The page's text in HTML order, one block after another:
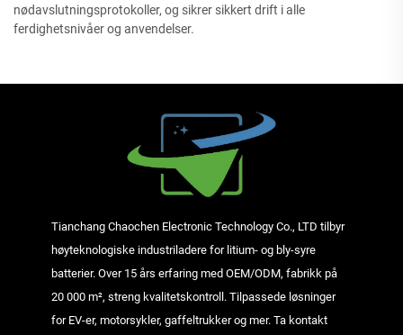
nødavslutningsprotokoller, og sikrer sikkert drift i alle
ferdighetsnivåer og anvendelser.
Tianchang Chaochen Electronic Technology Co., LTD tilbyr
høyteknologiske industriladere for litium- og bly-syre
batterier. Over 15 års erfaring med OEM/ODM, fabrikk på
20 000 m², streng kvalitetskontroll. Tilpassede løsninger
for EV-er, motorsykler, gaffeltrukker og mer. Ta kontakt